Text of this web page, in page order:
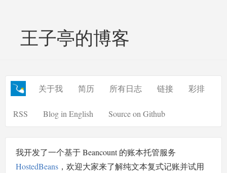
王子亭的博客
关于我 简历 所有日志 链接 彩排
RSS Blog in English Source on Github
我开发了一个基于 Beancount 的账本托管服务
HostedBeans ，欢迎大家来了解纯文本复式记账并试用